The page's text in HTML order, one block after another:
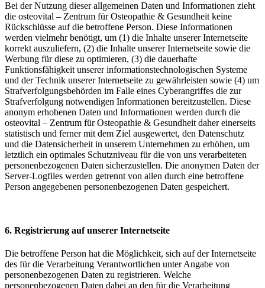
Bei der Nutzung dieser allgemeinen Daten und Informationen zieht
die osteovital – Zentrum für Osteopathie & Gesundheit keine
Rückschlüsse auf die betroffene Person. Diese Informationen
werden vielmehr benötigt, um (1) die Inhalte unserer Internetseite
korrekt auszuliefern, (2) die Inhalte unserer Internetseite sowie die
Werbung für diese zu optimieren, (3) die dauerhafte
Funktionsfähigkeit unserer informationstechnologischen Systeme
und der Technik unserer Internetseite zu gewährleisten sowie (4) um
Strafverfolgungsbehörden im Falle eines Cyberangriffes die zur
Strafverfolgung notwendigen Informationen bereitzustellen. Diese
anonym erhobenen Daten und Informationen werden durch die
osteovital – Zentrum für Osteopathie & Gesundheit daher einerseits
statistisch und ferner mit dem Ziel ausgewertet, den Datenschutz
und die Datensicherheit in unserem Unternehmen zu erhöhen, um
letztlich ein optimales Schutzniveau für die von uns verarbeiteten
personenbezogenen Daten sicherzustellen. Die anonymen Daten der
Server-Logfiles werden getrennt von allen durch eine betroffene
Person angegebenen personenbezogenen Daten gespeichert.
6. Registrierung auf unserer Internetseite
Die betroffene Person hat die Möglichkeit, sich auf der Internetseite
des für die Verarbeitung Verantwortlichen unter Angabe von
personenbezogenen Daten zu registrieren. Welche
personenbezogenen Daten dabei an den für die Verarbeitung